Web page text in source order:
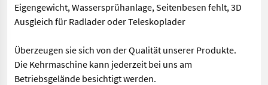
Eigengewicht, Wassersprühanlage, Seitenbesen fehlt, 3D
Ausgleich für Radlader oder Teleskoplader
Überzeugen sie sich von der Qualität unserer Produkte.
Die Kehrmaschine kann jederzeit bei uns am
Betriebsgelände besichtigt werden.